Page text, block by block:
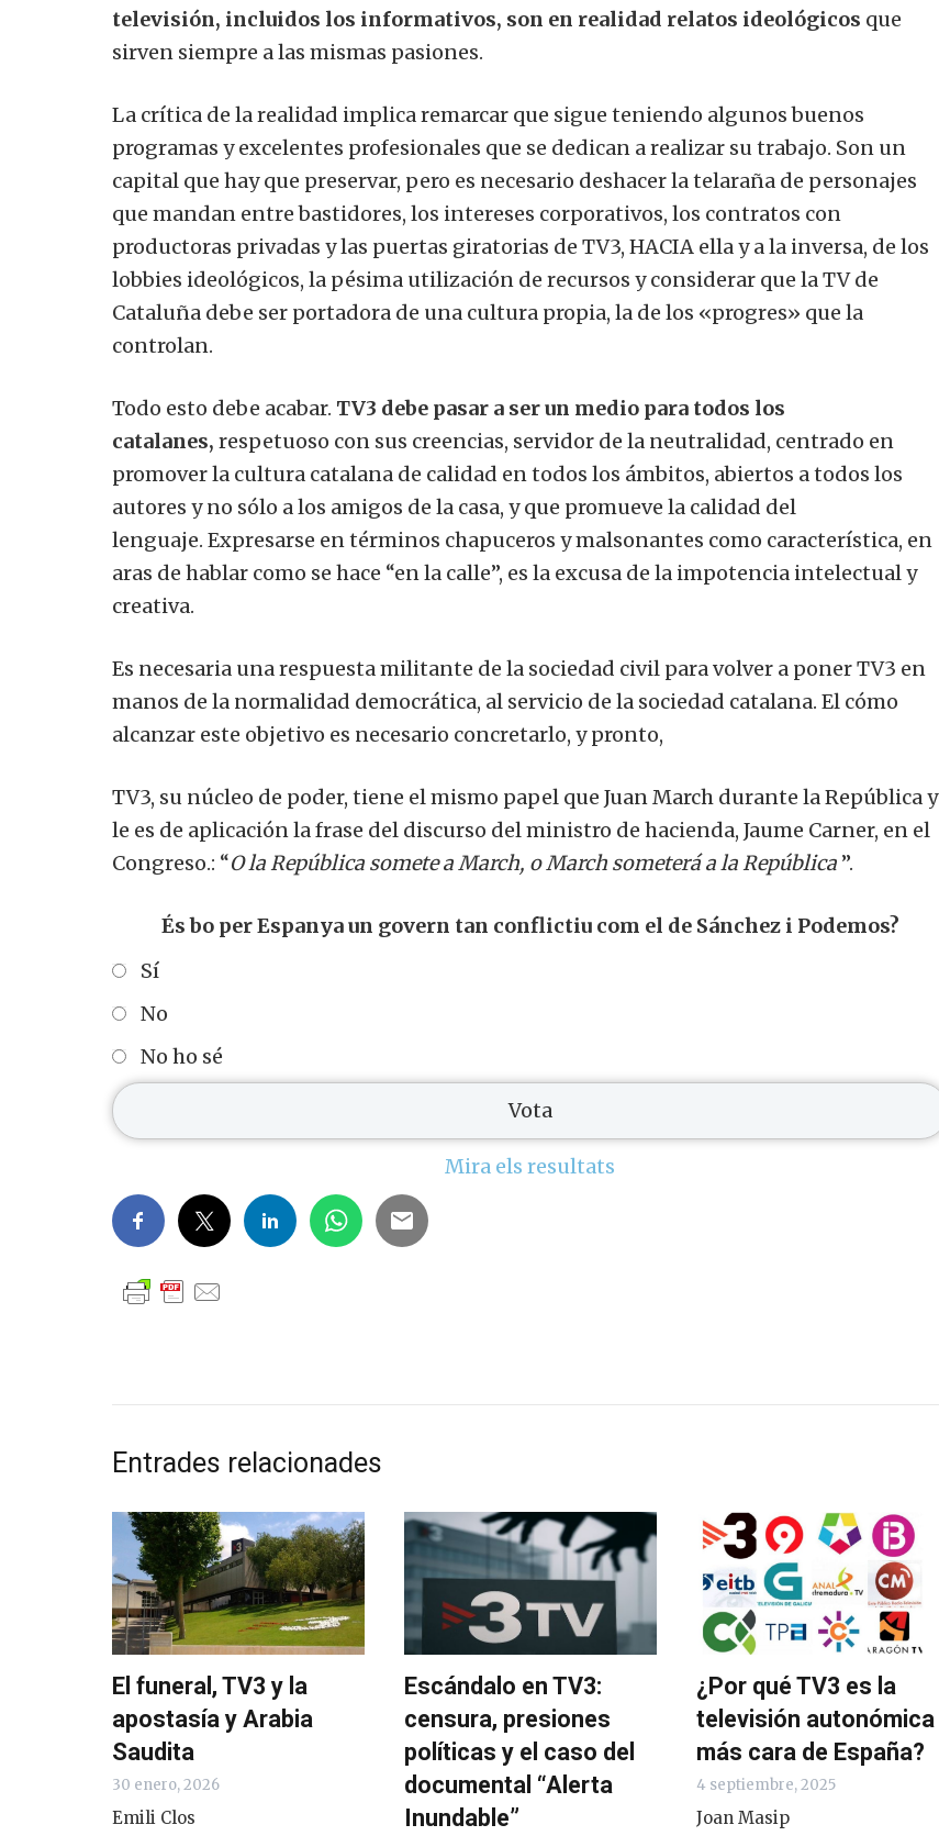
televisión, incluidos los informativos, son en realidad relatos ideológicos que
sirven siempre a las mismas pasiones.
La crítica de la realidad implica remarcar que sigue teniendo algunos buenos
programas y excelentes profesionales que se dedican a realizar su trabajo. Son un
capital que hay que preservar, pero es necesario deshacer la telaraña de personajes
que mandan entre bastidores, los intereses corporativos, los contratos con
productoras privadas y las puertas giratorias de TV3, HACIA ella y a la inversa, de los
lobbies ideológicos, la pésima utilización de recursos y considerar que la TV de
Cataluña debe ser portadora de una cultura propia, la de los «progres» que la
controlan.
Todo esto debe acabar. TV3 debe pasar a ser un medio para todos los
catalanes, respetuoso con sus creencias, servidor de la neutralidad, centrado en
promover la cultura catalana de calidad en todos los ámbitos, abiertos a todos los
autores y no sólo a los amigos de la casa, y que promueve la calidad del
lenguaje. Expresarse en términos chapuceros y malsonantes como característica, en
aras de hablar como se hace “en la calle”, es la excusa de la impotencia intelectual y
creativa.
Es necesaria una respuesta militante de la sociedad civil para volver a poner TV3 en
manos de la normalidad democrática, al servicio de la sociedad catalana. El cómo
alcanzar este objetivo es necesario concretarlo, y pronto,
TV3, su núcleo de poder, tiene el mismo papel que Juan March durante la República y
le es de aplicación la frase del discurso del ministro de hacienda, Jaume Carner, en el
Congreso.: “O la República somete a March, o March someterá a la República ”.
És bo per Espanya un govern tan conflictiu com el de Sánchez i Podemos?
Sí
No
No ho sé
Mira els resultats
Entrades relacionades
El funeral, TV3 y la
apostasía y Arabia
Saudita
30 enero, 2026
Emili Clos
Escándalo en TV3:
censura, presiones
políticas y el caso del
documental “Alerta
Inundable”
¿Por qué TV3 es la
televisión autonómica
más cara de España?
4 septiembre, 2025
Joan Masip